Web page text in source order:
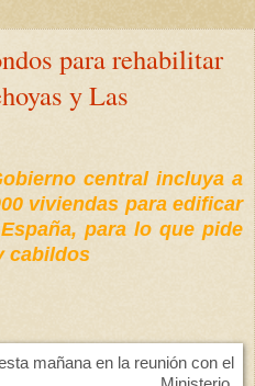
para rehabilitar
y Las
central incluya a
viviendas para edificar
para lo que pide
cabildos